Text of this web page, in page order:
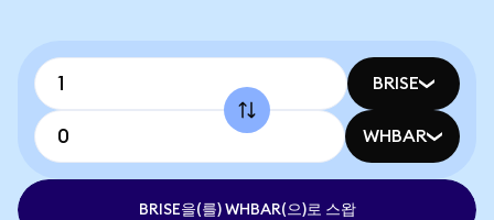
BRISE
WHBAR
BRISE을(를) WHBAR(으)로 스왑